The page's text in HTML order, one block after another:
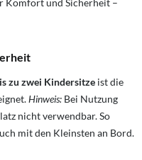
Komfort und Sicherheit –
zu zwei Kindersitze ist die
Hinweis: Bei Nutzung
nicht verwendbar. So
mit den Kleinsten an Bord.